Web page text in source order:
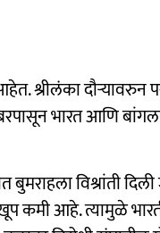
श्रीलंका दौऱ्यावरुन
भारत आणि
विश्रांती
कमी आहे. त्यामुळे